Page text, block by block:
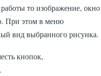
то изображение, окно
При этом в меню
вид выбранного рисунка.
кнопок,